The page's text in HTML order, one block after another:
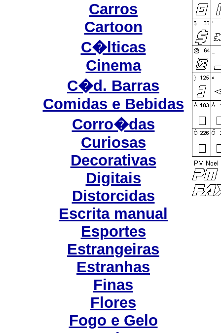
Carros
Cartoon
C�lticas
Cinema
C�d. Barras
Comidas e Bebidas
Corro�das
Curiosas
Decorativas
Digitais
Distorcidas
Escrita manual
Esportes
Estrangeiras
Estranhas
Finas
Flores
Fogo e Gelo